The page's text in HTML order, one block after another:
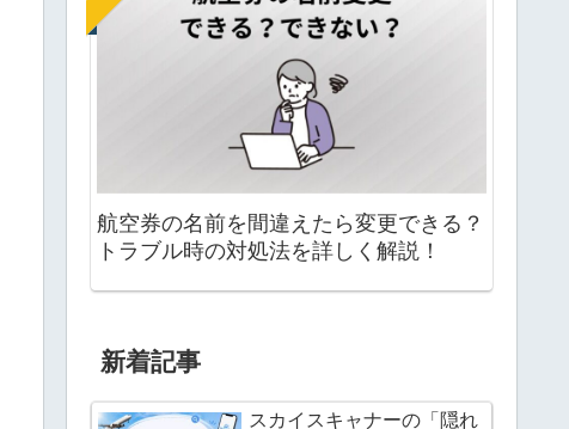
航空券の名前を間違えたら変更できる？
トラブル時の対処法を詳しく解説！
新着記事
スカイスキャナーの「隠れ